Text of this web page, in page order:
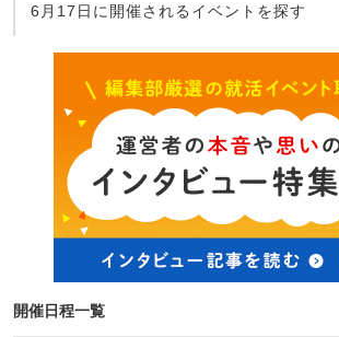
6月17日に開催されるイベントを探す
開催日程一覧